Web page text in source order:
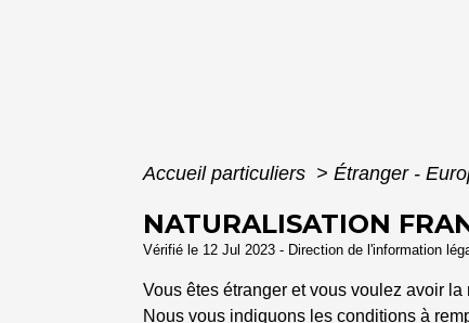
Accueil particuliers > Étranger -
NATURALISATION
Vérifié le 12 Jul 2023 - Direction de l'information
Vous êtes étranger et vous voulez avoir
Nous vous indiquons les conditions à